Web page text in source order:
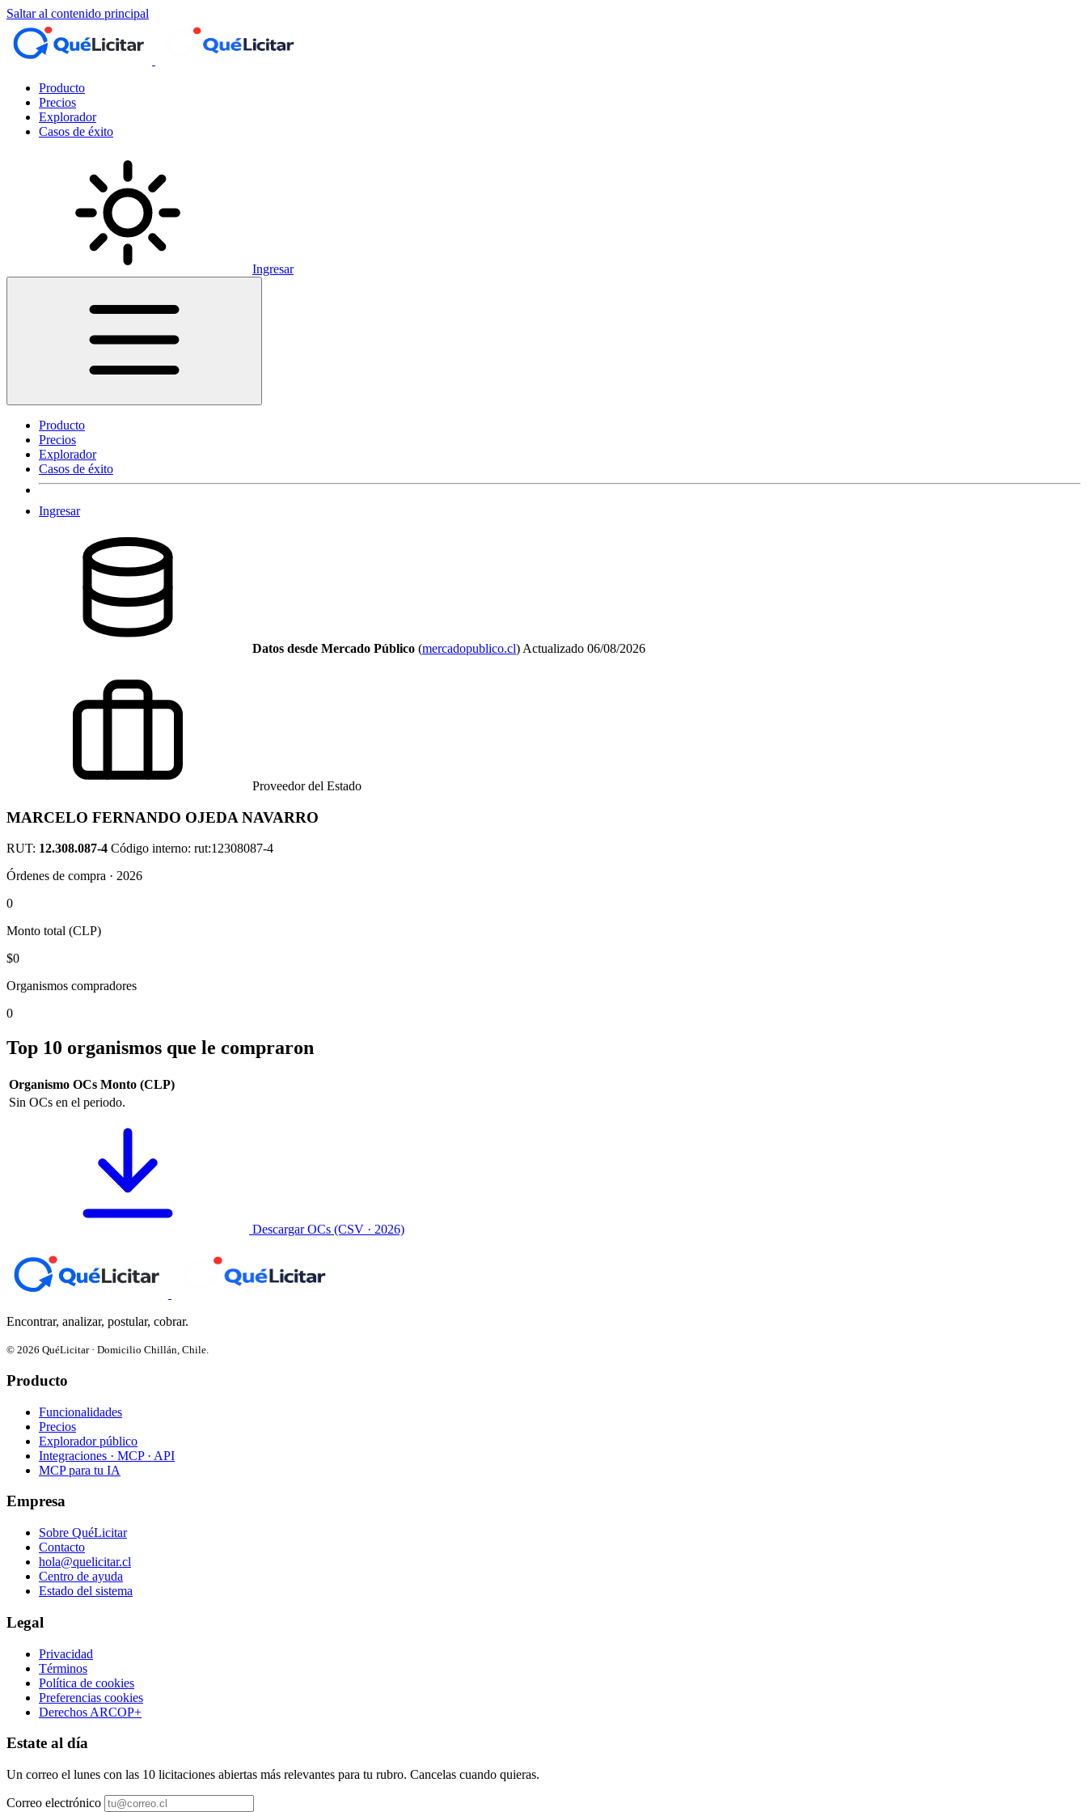
Saltar al contenido principal
Producto
Precios
Explorador
Casos de éxito
Ingresar
Producto
Precios
Explorador
Casos de éxito
Ingresar
Datos desde Mercado Público (mercadopublico.cl) Actualizado 06/08/2026
Proveedor del Estado
MARCELO FERNANDO OJEDA NAVARRO
RUT: 12.308.087-4 Código interno: rut:12308087-4
Órdenes de compra · 2026
0
Monto total (CLP)
$0
Organismos compradores
0
Top 10 organismos que le compraron
Organismo OCs Monto (CLP)
Sin OCs en el periodo.
Descargar OCs (CSV · 2026)
Encontrar, analizar, postular, cobrar.
© 2026 QuéLicitar · Domicilio Chillán, Chile.
Producto
Funcionalidades
Precios
Explorador público
Integraciones · MCP · API
MCP para tu IA
Empresa
Sobre QuéLicitar
Contacto
hola@quelicitar.cl
Centro de ayuda
Estado del sistema
Legal
Privacidad
Términos
Política de cookies
Preferencias cookies
Derechos ARCOP+
Estate al día
Un correo el lunes con las 10 licitaciones abiertas más relevantes para tu rubro. Cancelas cuando quieras.
Correo electrónico